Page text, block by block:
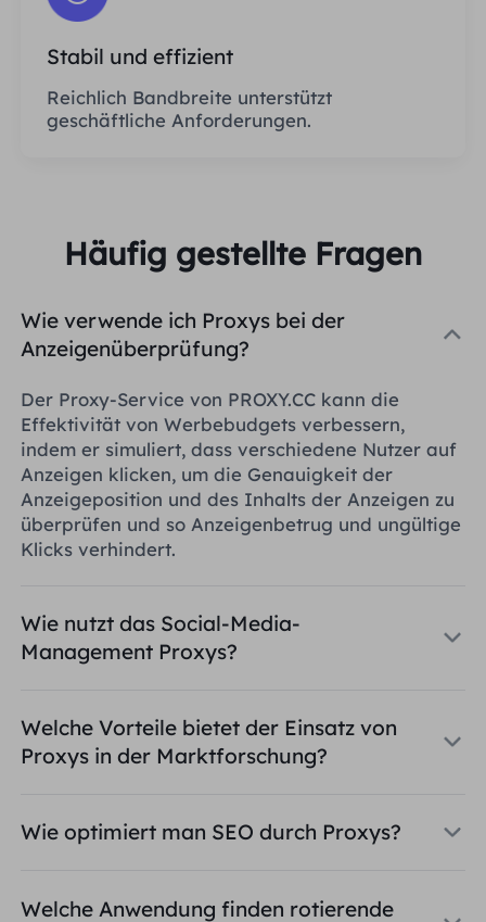
Stabil und effizient
Reichlich Bandbreite unterstützt
geschäftliche Anforderungen.
Häufig gestellte Fragen
Wie verwende ich Proxys bei der
Anzeigenüberprüfung?
Der Proxy-Service von PROXY.CC kann die
Effektivität von Werbebudgets verbessern,
indem er simuliert, dass verschiedene Nutzer auf
Anzeigen klicken, um die Genauigkeit der
Anzeigeposition und des Inhalts der Anzeigen zu
überprüfen und so Anzeigenbetrug und ungültige
Klicks verhindert.
Wie nutzt das Social-Media-
Management Proxys?
Welche Vorteile bietet der Einsatz von
Proxys in der Marktforschung?
Wie optimiert man SEO durch Proxys?
Welche Anwendung finden rotierende